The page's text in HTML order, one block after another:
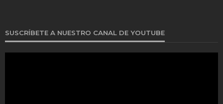
SUSCRÍBETE A NUESTRO CANAL DE YOUTUBE